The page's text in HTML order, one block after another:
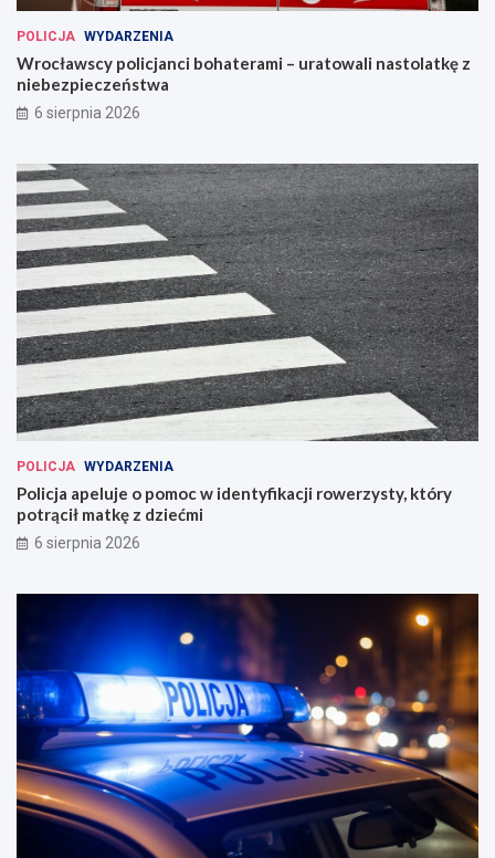
POLICJA WYDARZENIA
Wrocławscy policjanci bohaterami – uratowali nastolatkę z
niebezpieczeństwa
6 sierpnia 2026
POLICJA WYDARZENIA
Policja apeluje o pomoc w identyfikacji rowerzysty, który
potrącił matkę z dziećmi
6 sierpnia 2026